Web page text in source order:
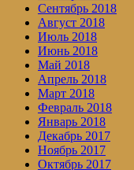
Сентябрь 2018
Август 2018
Июль 2018
Июнь 2018
Май 2018
Апрель 2018
Март 2018
Февраль 2018
Январь 2018
Декабрь 2017
Ноябрь 2017
Октябрь 2017